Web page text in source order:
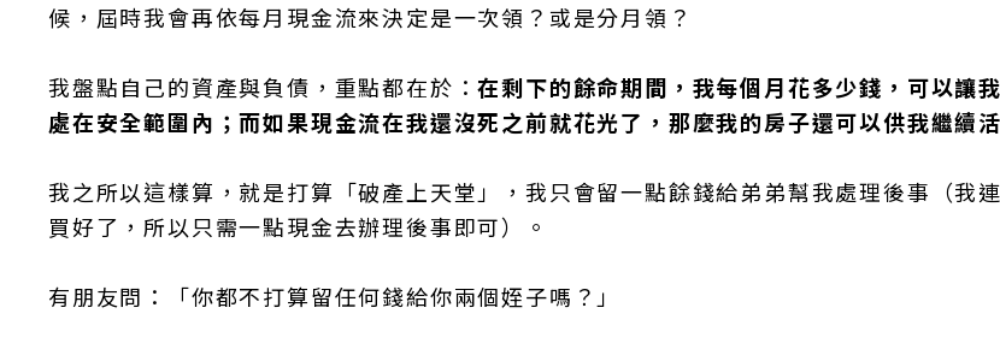
候，屆時我會再依每月現金流來決定是一次領？或是分月領？
我盤點自己的資產與負債，重點都在於：在剩下的餘命期間，我每個月花多少錢，可以讓
處在安全範圍內；而如果現金流在我還沒死之前就花光了，那麼我的房子還可以供我繼續
我之所以這樣算，就是打算「破產上天堂」，我只會留一點餘錢給弟弟幫我處理後事（我
買好了，所以只需一點現金去辦理後事即可）。
有朋友問：「你都不打算留任何錢給你兩個姪子嗎？」